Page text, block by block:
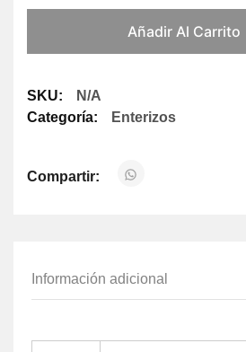
Añadir Al Carrito
SKU:
N/A
Categoría:
Enterizos
Compartir:
Información adicional